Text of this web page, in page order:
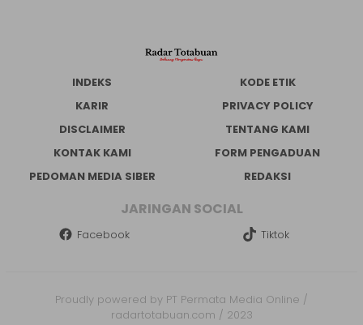
INDEKS
KODE ETIK
KARIR
PRIVACY POLICY
DISCLAIMER
TENTANG KAMI
KONTAK KAMI
FORM PENGADUAN
PEDOMAN MEDIA SIBER
REDAKSI
JARINGAN SOCIAL
Facebook Tiktok
Proudly powered by PT Permata Media Online /
radartotabuan.com / 2023